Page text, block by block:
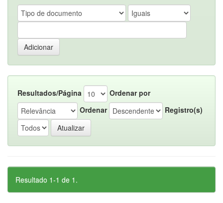
Resultados/Página
Ordenar por
Ordenar
Registro(s)
Resultado 1-1 de 1.